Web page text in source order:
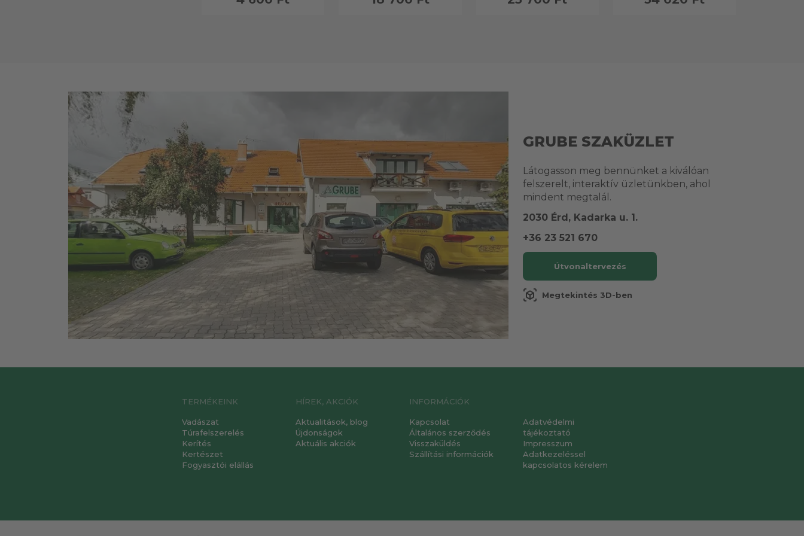
GRUBE SZAKÜZLET
Látogasson meg bennünket a kiválóan
felszerelt, interaktív üzletünkben, ahol
mindent megtalál.
2030 Érd, Kadarka u. 1.
+36 23 521 670
Útvonaltervezés
view_in_ar Megtekintés 3D-ben
TERMÉKEINK
Vadászat
Túrafelszerelés
Kerítés
Kertészet
Fogyasztói elállás
HÍREK, AKCIÓK
Aktualitások, blog
Újdonságok
Aktuális akciók
INFORMÁCIÓK
Kapcsolat
Általános szerződés
Visszaküldés
Szállítási információk
Adatvédelmi
tájékoztató
Impresszum
Adatkezeléssel
kapcsolatos kérelem